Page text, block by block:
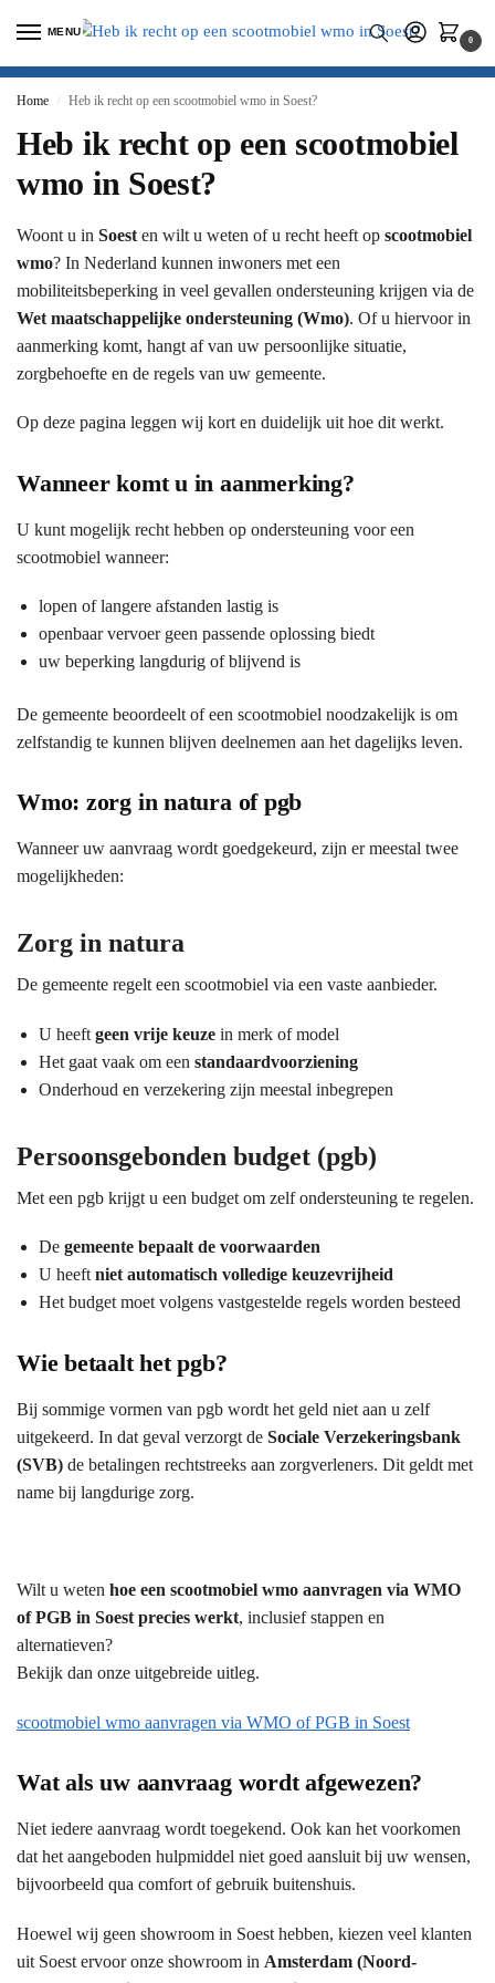
MENU
0
Home / Heb ik recht op een scootmobiel wmo in Soest?
Heb ik recht op een scootmobiel
wmo in Soest?
Woont u in Soest en wilt u weten of u recht heeft op scootmobiel
wmo? In Nederland kunnen inwoners met een
mobiliteitsbeperking in veel gevallen ondersteuning krijgen via de
Wet maatschappelijke ondersteuning (Wmo). Of u hiervoor in
aanmerking komt, hangt af van uw persoonlijke situatie,
zorgbehoefte en de regels van uw gemeente.
Op deze pagina leggen wij kort en duidelijk uit hoe dit werkt.
Wanneer komt u in aanmerking?
U kunt mogelijk recht hebben op ondersteuning voor een
scootmobiel wanneer:
lopen of langere afstanden lastig is
openbaar vervoer geen passende oplossing biedt
uw beperking langdurig of blijvend is
De gemeente beoordeelt of een scootmobiel noodzakelijk is om
zelfstandig te kunnen blijven deelnemen aan het dagelijks leven.
Wmo: zorg in natura of pgb
Wanneer uw aanvraag wordt goedgekeurd, zijn er meestal twee
mogelijkheden:
Zorg in natura
De gemeente regelt een scootmobiel via een vaste aanbieder.
U heeft geen vrije keuze in merk of model
Het gaat vaak om een standaardvoorziening
Onderhoud en verzekering zijn meestal inbegrepen
Persoonsgebonden budget (pgb)
Met een pgb krijgt u een budget om zelf ondersteuning te regelen.
De gemeente bepaalt de voorwaarden
U heeft niet automatisch volledige keuzevrijheid
Het budget moet volgens vastgestelde regels worden besteed
Wie betaalt het pgb?
Bij sommige vormen van pgb wordt het geld niet aan u zelf
uitgekeerd. In dat geval verzorgt de Sociale Verzekeringsbank
(SVB) de betalingen rechtstreeks aan zorgverleners. Dit geldt met
name bij langdurige zorg.
Wilt u weten hoe een scootmobiel wmo aanvragen via WMO
of PGB in Soest precies werkt, inclusief stappen en
alternatieven?
Bekijk dan onze uitgebreide uitleg.
scootmobiel wmo aanvragen via WMO of PGB in Soest
Wat als uw aanvraag wordt afgewezen?
Niet iedere aanvraag wordt toegekend. Ook kan het voorkomen
dat het aangeboden hulpmiddel niet goed aansluit bij uw wensen,
bijvoorbeeld qua comfort of gebruik buitenshuis.
Hoewel wij geen showroom in Soest hebben, kiezen veel klanten
uit Soest ervoor onze showroom in Amsterdam (Noord-